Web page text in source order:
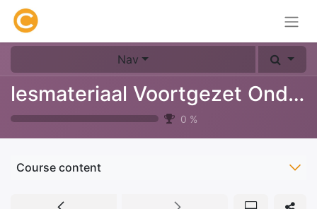
Nav
lesmateriaal Voortgezet Onderwijs
0 %
Course content